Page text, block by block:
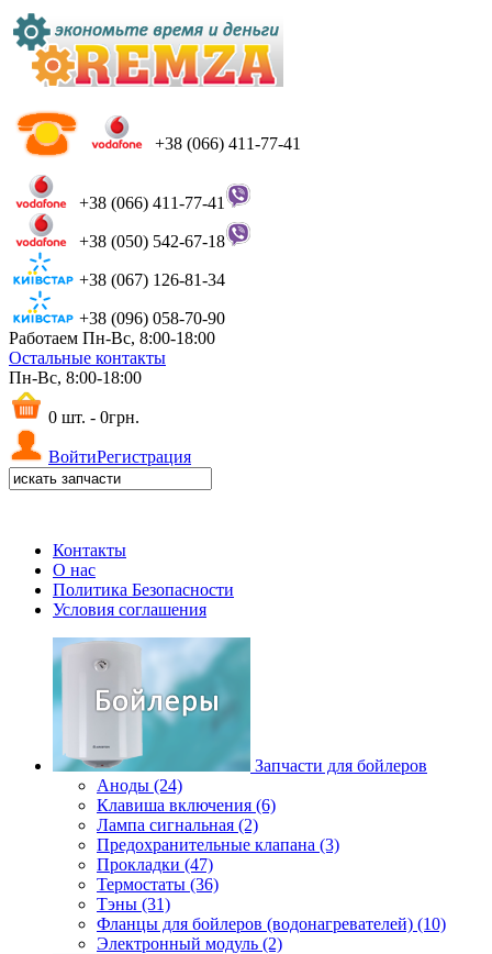
+38 (066) 411-77-41
+38 (066) 411-77-41
+38 (050) 542-67-18
+38 (067) 126-81-34
+38 (096) 058-70-90
Работаем Пн-Вс, 8:00-18:00
Остальные контакты
Пн-Вс, 8:00-18:00
0 шт. - 0грн.
ВойтиРегистрация
Контакты
О нас
Политика Безопасности
Условия соглашения
Запчасти для бойлеров
Аноды (24)
Клавиша включения (6)
Лампа сигнальная (2)
Предохранительные клапана (3)
Прокладки (47)
Термостаты (36)
Тэны (31)
Фланцы для бойлеров (водонагревателей) (10)
Электронный модуль (2)